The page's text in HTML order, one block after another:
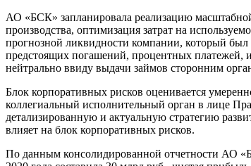
АО «БСК» запланировала реализацию
производства, оптимизация затрат на
прогнозной ликвидности компании, который
предстоящих погашений, процентных платежей,
нейтрально ввиду выдачи займов сторонним
Блок корпоративных рисков оценивается
коллегиальный исполнительный орган в лице
детализированную и актуальную стратегию
влияет на блок корпоративных рисков.
По данным консолидированной отчетности АО